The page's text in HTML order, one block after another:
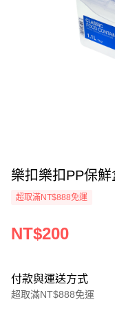
樂扣樂扣PP保
超取滿NT$888免運
NT$200
付款與運送方式
超取滿NT$888免運